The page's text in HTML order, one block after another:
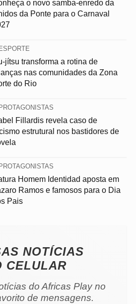
o novo samba-enredo da
da Ponte para o Carnaval
ESPORTE
jítsu transforma a rotina de
nas comunidades da Zona
do Rio
PROTAGONISTAS
Fillardis revela caso de
estrutural nos bastidores de
PROTAGONISTAS
Homem Identidad aposta em
Ramos e famosos para o Dia
Pais
NOTÍCIAS
CELULAR
do Africas Play no
de mensagens.